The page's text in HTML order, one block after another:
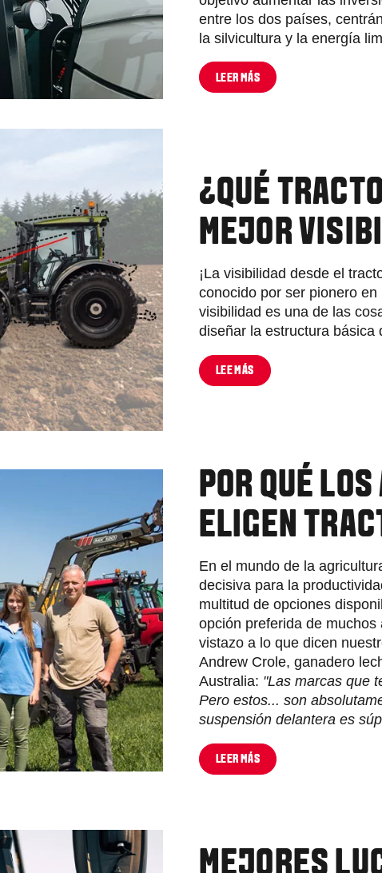
entre los dos países,
la silvicultura y la energía
LEER MÁS
¿QUÉ
MEJOR
¡La visibilidad desde el
conocido por ser pionero
visibilidad es una de las
diseñar la estructura básica
LEE MÁS
POR QUÉ
ELIGEN
En el mundo de la
decisiva para la
multitud de opciones
opción preferida de
vistazo a lo que dicen
Andrew Crole, ganadero
Australia: "Las marcas que
Pero estos... son
suspensión delantera es
LEER MÁS